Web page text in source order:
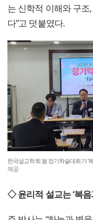
는 신학적 이해와 구
다”고 덧붙였다.
한국설교학회 봄 정기학술대회가 ‘
제공
◇ 윤리적 설교는 ‘복음